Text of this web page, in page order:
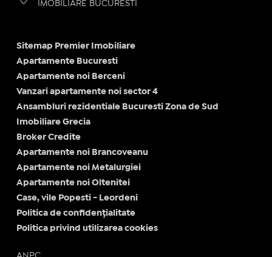
IMOBILIARE BUCURESTI
Sitemap Premier Imobiliare
Apartamente Bucuresti
Apartamente noi Berceni
Vanzari apartamente noi sector 4
Ansambluri rezidentiale Bucuresti Zona de Sud
Imobiliare Grecia
Broker Credite
Apartamente noi Brancoveanu
Apartamente noi Metalurgiei
Apartamente noi Oltenitei
Case, vile Popesti - Leordeni
Politica de confidențialitate
Politica privind utilizarea cookies